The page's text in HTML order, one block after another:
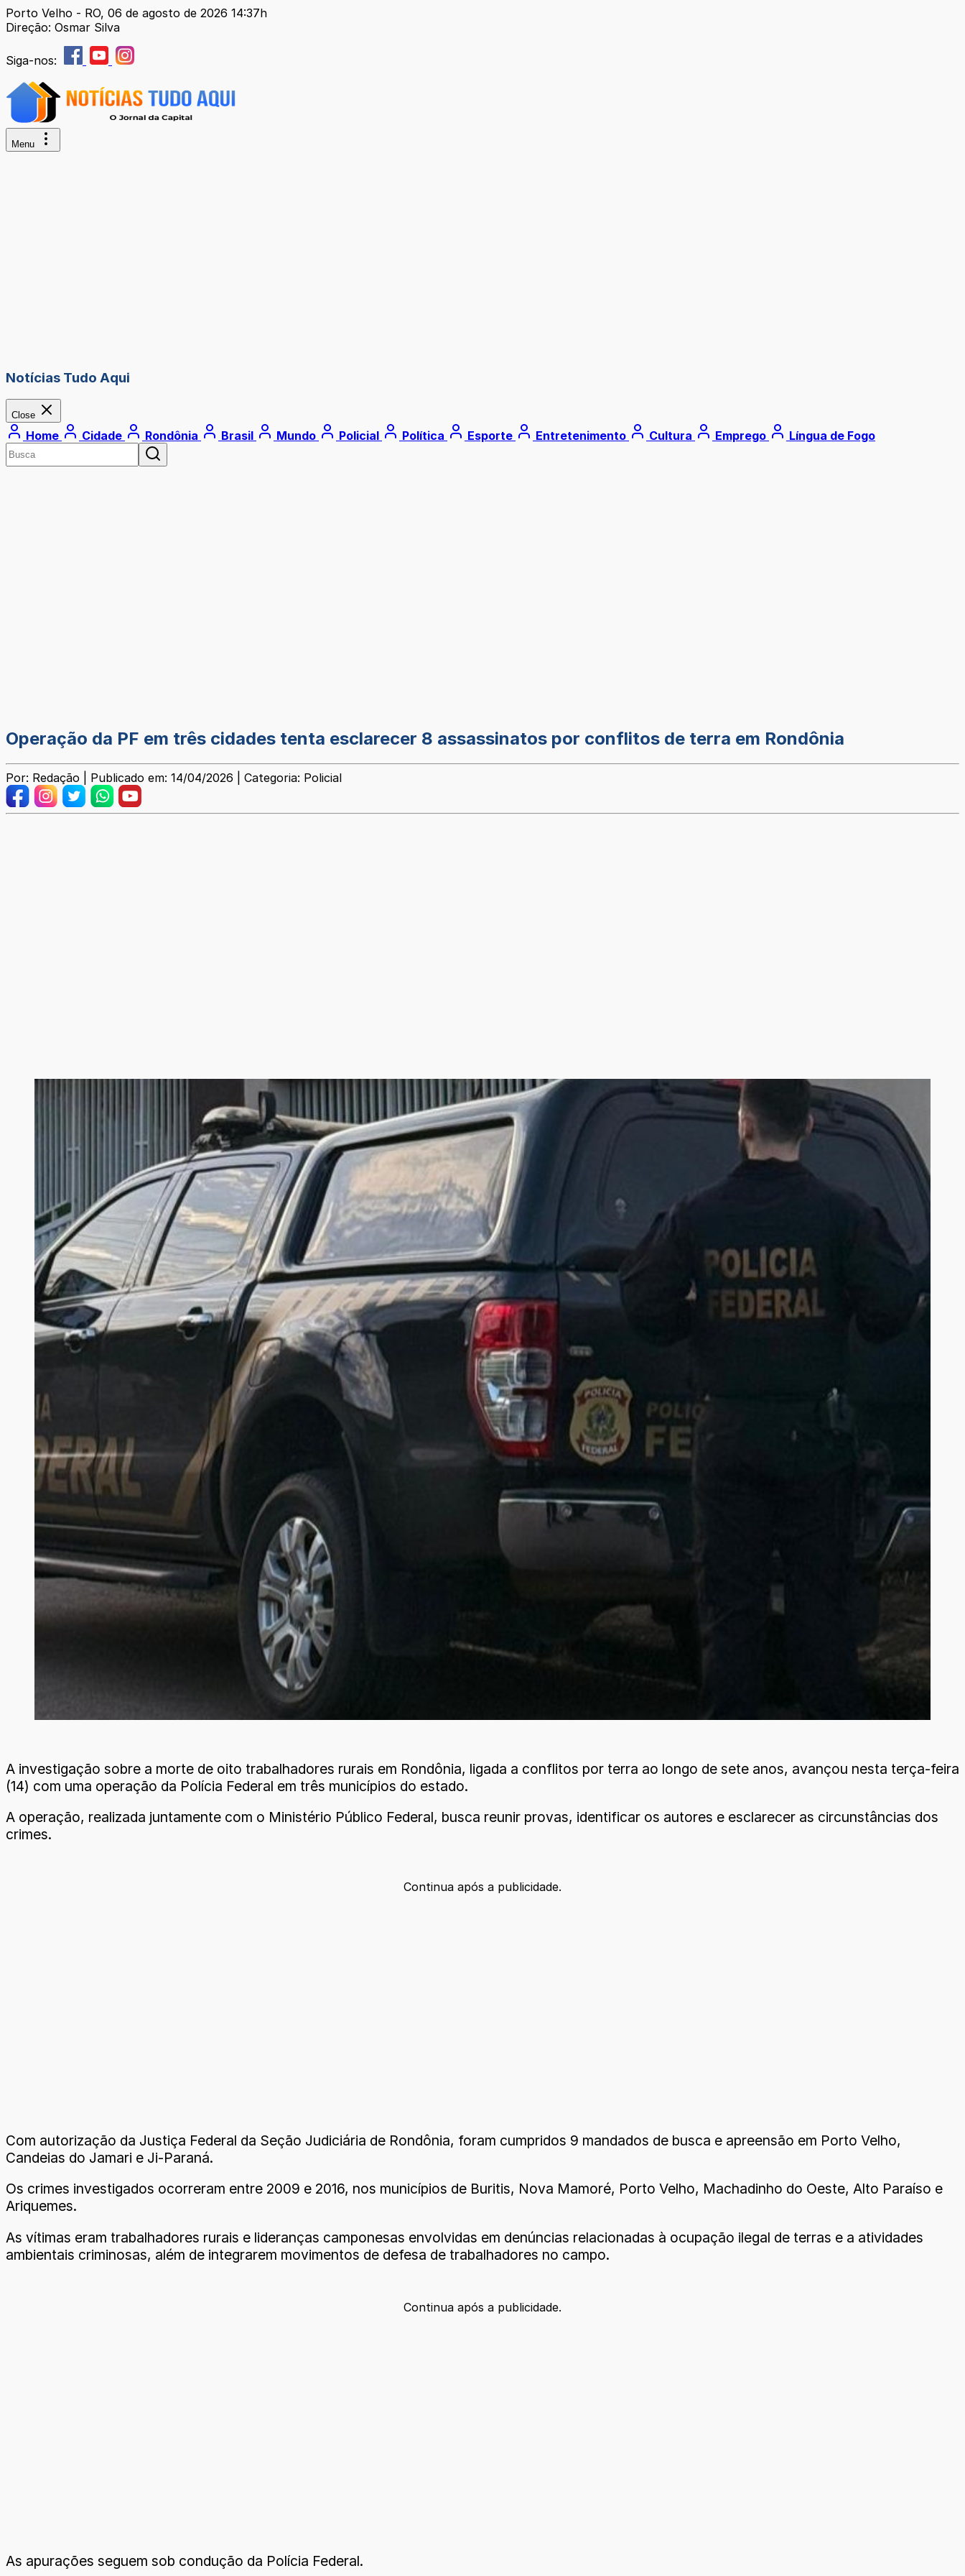
Porto Velho - RO, 06 de agosto de 2026 14:37h
Direção: Osmar Silva
Siga-nos:
Menu
Notícias Tudo Aqui
Close
Home Cidade Rondônia Brasil Mundo Policial Política Esporte Entretenimento Cultura Emprego Língua de Fogo
Operação da PF em três cidades tenta esclarecer 8 assassinatos por conflitos de terra em Rondônia
Por: Redação | Publicado em: 14/04/2026 | Categoria: Policial
A investigação sobre a morte de oito trabalhadores rurais em Rondônia, ligada a conflitos por terra ao longo de sete anos, avançou nesta terça-feira
(14) com uma operação da Polícia Federal em três municípios do estado.
A operação, realizada juntamente com o Ministério Público Federal, busca reunir provas, identificar os autores e esclarecer as circunstâncias dos
crimes.
Continua após a publicidade.
Com autorização da Justiça Federal da Seção Judiciária de Rondônia, foram cumpridos 9 mandados de busca e apreensão em Porto Velho,
Candeias do Jamari e Ji-Paraná.
Os crimes investigados ocorreram entre 2009 e 2016, nos municípios de Buritis, Nova Mamoré, Porto Velho, Machadinho do Oeste, Alto Paraíso e
Ariquemes.
As vítimas eram trabalhadores rurais e lideranças camponesas envolvidas em denúncias relacionadas à ocupação ilegal de terras e a atividades
ambientais criminosas, além de integrarem movimentos de defesa de trabalhadores no campo.
Continua após a publicidade.
As apurações seguem sob condução da Polícia Federal.